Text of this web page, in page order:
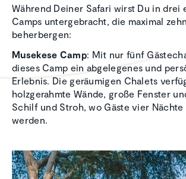
Während Deiner Safari wirst Du in drei
Camps untergebracht, die maximal
beherbergen:
Musekese Camp: Mit nur fünf
dieses Camp ein abgelegenes und
Erlebnis. Die geräumigen Chalets
holzgerahmte Wände, große Fenster
Schilf und Stroh, wo Gäste vier
werden.